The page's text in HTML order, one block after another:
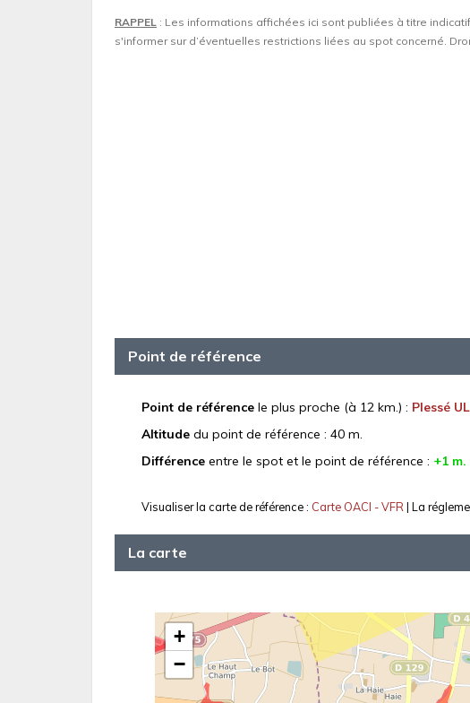
RAPPEL : Les informations affichées ici sont publiées à titre
s'informer sur d’éventuelles restrictions liées au spot concerné.
Point de référence
Point de référence le plus proche (à 12 km.) : Plessé
Altitude du point de référence : 40 m.
Différence entre le spot et le point de référence : +1 m.
Visualiser la carte de référence : Carte OACI - VFR| La
La carte